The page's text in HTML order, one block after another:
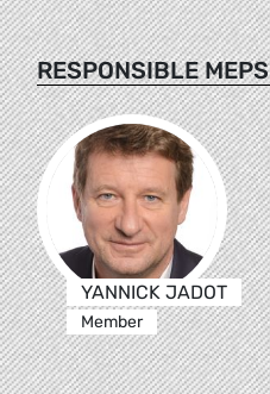
RESPONSIBLE MEPS
YANNICK JADOT
Member